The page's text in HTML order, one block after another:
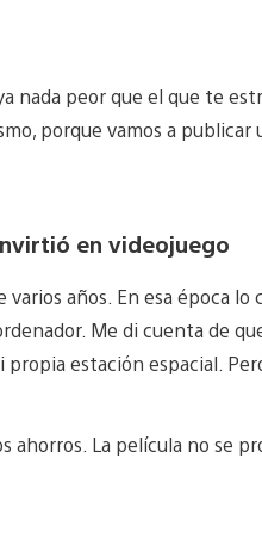
nada peor que el que te
porque vamos a
en videojuego
varios años. En esa época
Me di cuenta de
estación espacial.
La película no se